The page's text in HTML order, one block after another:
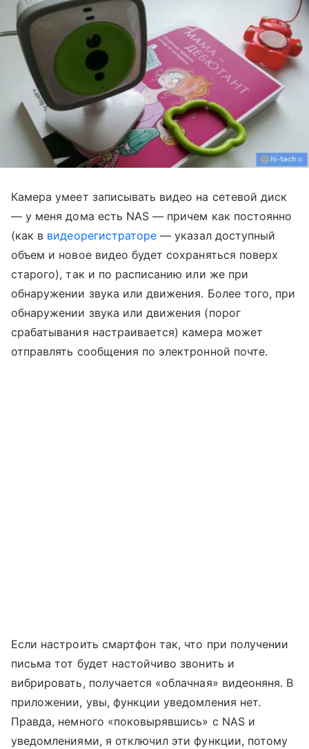
Камера умеет записывать видео на сетевой диск
— у меня дома есть NAS — причем как постоянно
(как в видеорегистраторе — указал доступный
объем и новое видео будет сохраняться поверх
старого), так и по расписанию или же при
обнаружении звука или движения. Более того, при
обнаружении звука или движения (порог
срабатывания настраивается) камера может
отправлять сообщения по электронной почте.
Если настроить смартфон так, что при получении
письма тот будет настойчиво звонить и
вибрировать, получается «облачная» видеоняня. В
приложении, увы, функции уведомления нет.
Правда, немного «поковырявшись» с NAS и
уведомлениями, я отключил эти функции, потому